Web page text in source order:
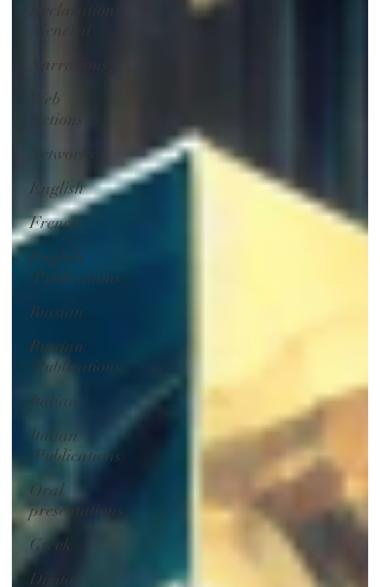
(General)
Narrations
Web
sections
Networks
English
French
English
(Publications)
Russian
Russian
(Publications)
Italian
Italian
(Publications)
Oral
presentations
Greek
Digital